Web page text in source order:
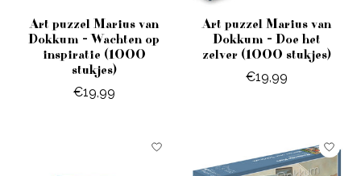
Art puzzel Marius van
Dokkum - Wachten op
inspiratie (1000
stukjes)
€19,99
Art puzzel Marius van
Dokkum - Doe het
zelver (1000 stukjes)
€19,99